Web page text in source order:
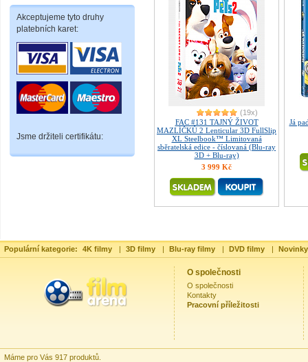
Akceptujeme tyto druhy
platebních karet:
Jsme držiteli certifikátu:
(19x)
FAC #131 TAJNÝ ŽIVOT
MAZLÍČKŮ 2 Lenticular 3D FullSlip
XL Steelbook™ Limitovaná
sběratelská edice - číslovaná (Blu-ray
3D + Blu-ray)
3 999 Kč
Já
Populární kategorie: 4K filmy | 3D filmy | Blu-ray filmy | DVD filmy |
O společnosti
O společnosti
Kontakty
Pracovní příležitosti
Máme pro Vás 917 produktů.